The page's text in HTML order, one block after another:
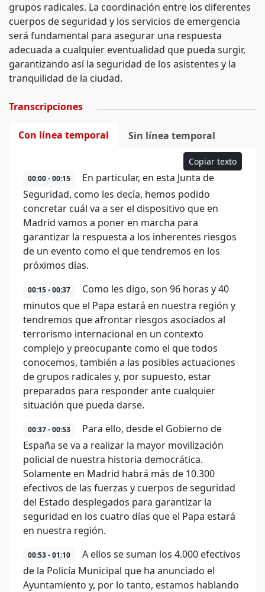
grupos radicales. La coordinación entre los diferentes
cuerpos de seguridad y los servicios de emergencia
será fundamental para asegurar una respuesta
adecuada a cualquier eventualidad que pueda surgir,
garantizando así la seguridad de los asistentes y la
tranquilidad de la ciudad.
Transcripciones
Con línea temporal Sin línea temporal
Copiar texto
00:00 - 00:15
En particular, en esta Junta de
Seguridad, como les decía, hemos podido
concretar cuál va a ser el dispositivo que en
Madrid vamos a poner en marcha para
garantizar la respuesta a los inherentes riesgos
de un evento como el que tendremos en los
próximos días.
00:15 - 00:37
Como les digo, son 96 horas y 40
minutos que el Papa estará en nuestra región y
tendremos que afrontar riesgos asociados al
terrorismo internacional en un contexto
complejo y preocupante como el que todos
conocemos, también a las posibles actuaciones
de grupos radicales y, por supuesto, estar
preparados para responder ante cualquier
situación que pueda darse.
00:37 - 00:53
Para ello, desde el Gobierno de
España se va a realizar la mayor movilización
policial de nuestra historia democrática.
Solamente en Madrid habrá más de 10.300
efectivos de las fuerzas y cuerpos de seguridad
del Estado desplegados para garantizar la
seguridad en los cuatro días que el Papa estará
en nuestra región.
00:53 - 01:10
A ellos se suman los 4.000 efectivos
de la Policía Municipal que ha anunciado el
Ayuntamiento y, por lo tanto, estamos hablando